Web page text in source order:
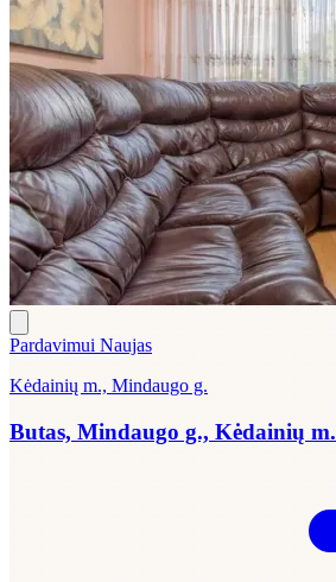
Pardavimui Naujas
Kėdainių m., Mindaugo g.
Butas, Mindaugo g., Kėdainių m.